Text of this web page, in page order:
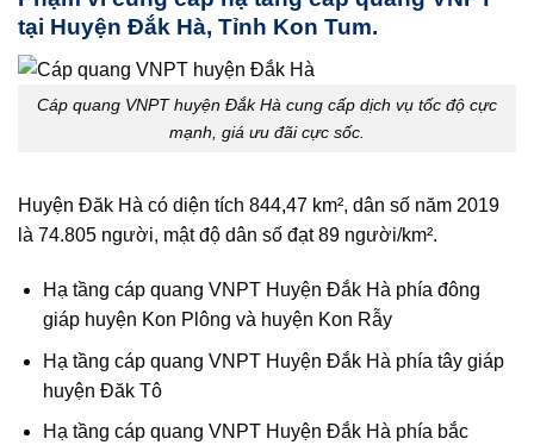
tại Huyện Đắk Hà, Tỉnh Kon Tum.
Cáp quang VNPT huyện Đắk Hà cung cấp dịch vụ tốc độ cực
mạnh, giá ưu đãi cực sốc.
Huyện Đăk Hà có diện tích 844,47 km², dân số năm 2019
là 74.805 người, mật độ dân số đạt 89 người/km².
Hạ tầng cáp quang VNPT Huyện Đắk Hà phía đông
giáp huyện Kon Plông và huyện Kon Rẫy
Hạ tầng cáp quang VNPT Huyện Đắk Hà phía tây giáp
huyện Đăk Tô
Hạ tầng cáp quang VNPT Huyện Đắk Hà phía bắc